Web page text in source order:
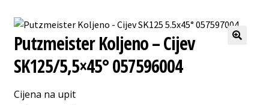
Putzmeister Koljeno – Cijev
SK125/5,5×45° 057596004
Cijena na upit